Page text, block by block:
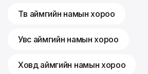
Төв аймгийн намын хороо
Увс аймгийн намын хороо
Ховд аймгийн намын хороо